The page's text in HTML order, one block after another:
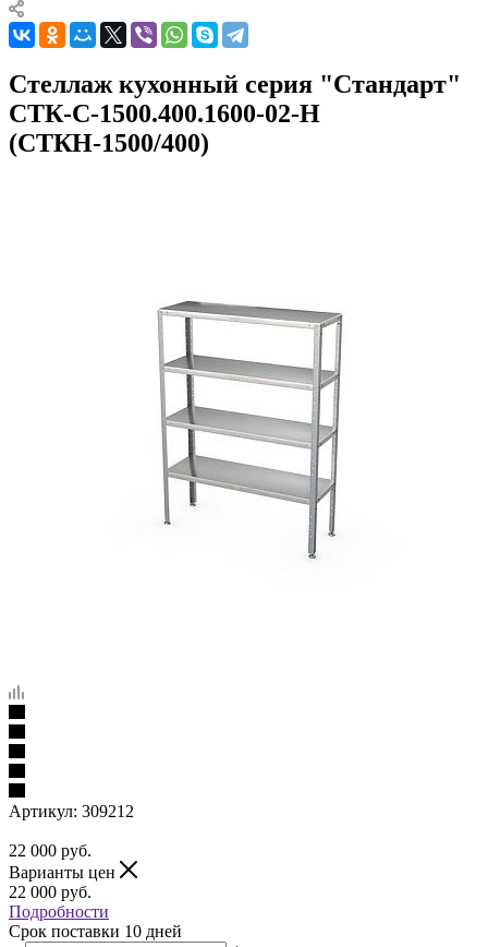
Стеллаж кухонный серия "Стандарт"
СТК-С-1500.400.1600-02-Н
(СТКН-1500/400)
Артикул: 309212
22 000 руб.
Варианты цен
22 000 руб.
Подробности
Срок поставки 10 дней